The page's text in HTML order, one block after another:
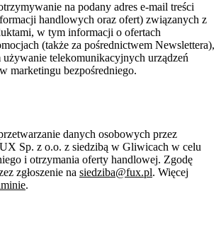
na podany adres e-mail treści
handlowych oraz ofert) związanych z
w tym informacji o ofertach
(także za pośrednictwem Newslettera),
używanie telekomunikacyjnych urządzeń
marketingu bezpośredniego.
danych osobowych przez
Sp. z o.o. z siedzibą w Gliwicach w celu
i otrzymania oferty handlowej. Zgodę
zgłoszenie na siedziba@fux.pl. Więcej
.